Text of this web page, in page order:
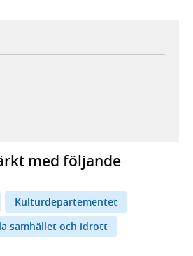
i ny flik, extern webbplats,
extern webbplats,
i ny flik, extern webbplats,
e-postklient,
med följande
Kulturdepartementet
samhället och idrott